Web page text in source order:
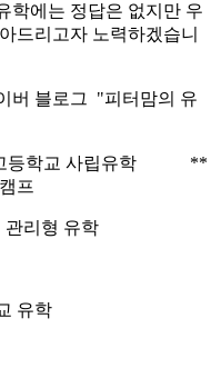
학에는 정답은 없지만 우
드리고자 노력하겠습니
버 블로그 "피터맘의 유
.고등학교 사립유학 **
프
형 유학
학